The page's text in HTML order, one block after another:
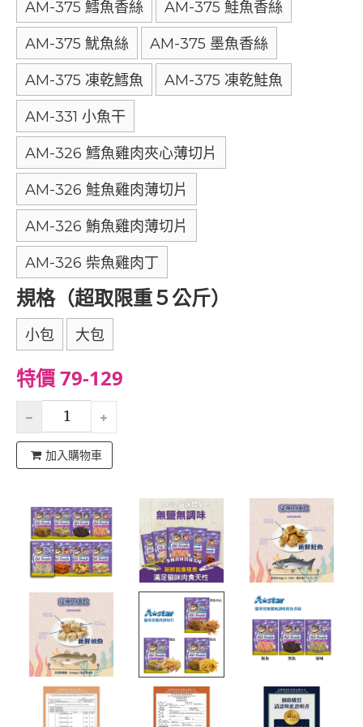
AM-375 鱈魚香絲 AM-375 鮭魚香絲
AM-375 魷魚絲 AM-375 墨魚香絲
AM-375 凍乾鱈魚 AM-375 凍乾鮭魚
AM-331 小魚干
AM-326 鱈魚雞肉夾心薄切片
AM-326 鮭魚雞肉薄切片
AM-326 鮪魚雞肉薄切片
AM-326 柴魚雞肉丁
規格（超取限重５公斤）
小包 大包
特價 79-129
加入購物車